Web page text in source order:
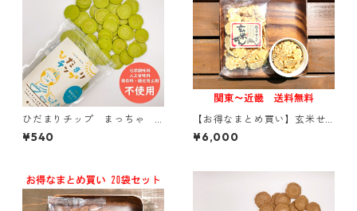
ひだまりチップ まっちゃ M
ATCHA【おひさまのおやつシ
リーズ】
¥540
【お得なまとめ買い】玄米せ
ん 100g入り × 20袋【関東～
関西送料無料】
¥6,000